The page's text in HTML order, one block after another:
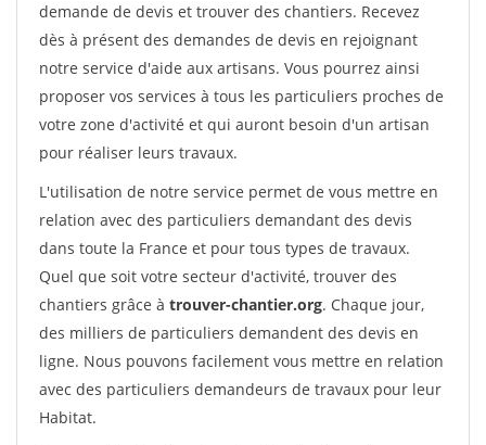
demande de devis et trouver des chantiers. Recevez
dès à présent des demandes de devis en rejoignant
notre service d'aide aux artisans. Vous pourrez ainsi
proposer vos services à tous les particuliers proches de
votre zone d'activité et qui auront besoin d'un artisan
pour réaliser leurs travaux.
L'utilisation de notre service permet de vous mettre en
relation avec des particuliers demandant des devis
dans toute la France et pour tous types de travaux.
Quel que soit votre secteur d'activité, trouver des
chantiers grâce à trouver-chantier.org. Chaque jour,
des milliers de particuliers demandent des devis en
ligne. Nous pouvons facilement vous mettre en relation
avec des particuliers demandeurs de travaux pour leur
Habitat.